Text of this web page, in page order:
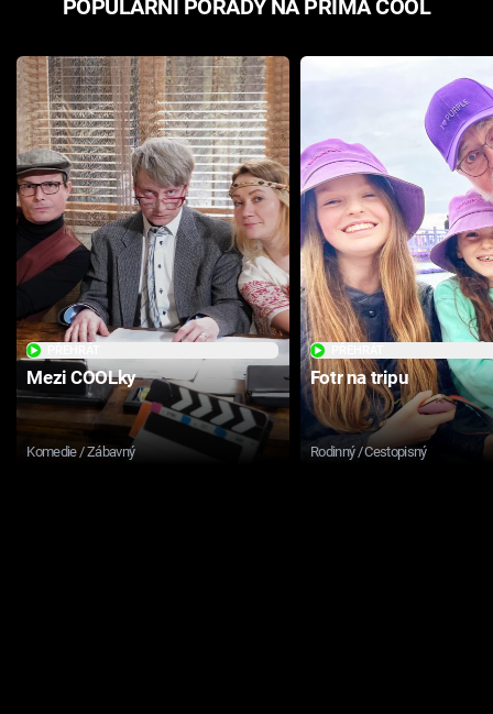
POPULÁRNÍ POŘADY NA PRIMA COOL
Mezi COOLky
Komedie / Zábavný
Fotr na tripu
Rodinný / Cestopisný